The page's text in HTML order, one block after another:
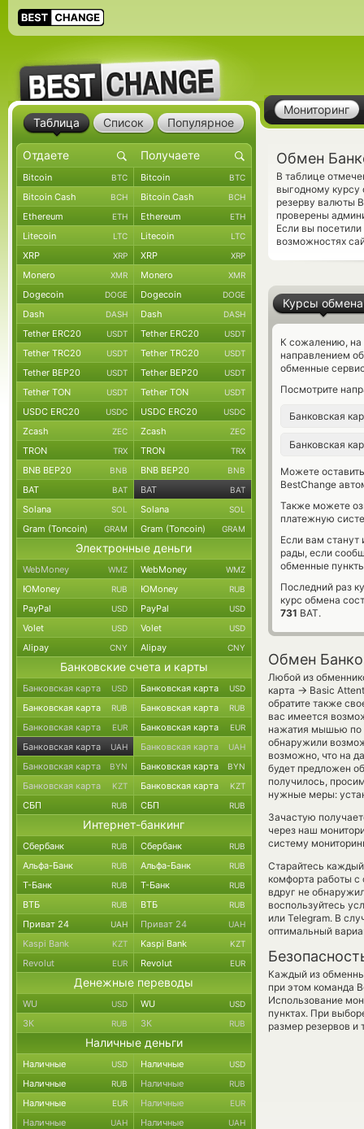
Мониторинг
Обмен
В таблице
выгодному курсу
резерву валюты
проверены
Если вы
возможностях
Курсы обмена
К сожалению, на
направлением
обменные
Посмотрите
Банковская
Банковская
Можете
BestChange
Также можете
платежную
Если вам
рады, если
обменные
Последний раз
курс обмена
731 BAT.
Обмен
Любой из
карта → Basic
обратите также
вас имеется
нажатия мышью по
обнаружили
возможно, что на
будет предложен
получилось,
нужные меры:
Зачастую
через наш
систему
Старайтесь
комфорта работы
вдруг не
воспользуйтесь
или Telegram. В
оптимальный
Каждый из
при этом команда
Использование
пунктах. При
размер резервов и
Таблица Список Популярное
Bitcoin BTC Bitcoin BTC
Bitcoin Cash BCH Bitcoin Cash BCH
Ethereum ETH Ethereum ETH
Litecoin LTC Litecoin LTC
XRP XRP XRP XRP
Monero XMR Monero XMR
Dogecoin DOGE Dogecoin DOGE
Dash DASH Dash DASH
Tether ERC20 USDT Tether ERC20 USDT
Tether TRC20 USDT Tether TRC20 USDT
Tether BEP20 USDT Tether BEP20 USDT
Tether TON USDT Tether TON USDT
USDC ERC20 USDC USDC ERC20 USDC
Zcash ZEC Zcash ZEC
TRON TRX TRON TRX
BNB BEP20 BNB BNB BEP20 BNB
BAT BAT BAT BAT
Solana SOL Solana SOL
Gram (Toncoin) GRAM Gram (Toncoin) GRAM
Электронные деньги
WebMoney WMZ WebMoney WMZ
ЮMoney RUB ЮMoney RUB
PayPal USD PayPal USD
Volet USD Volet USD
Alipay CNY Alipay CNY
Банковские счета и карты
Банковская карта USD Банковская карта USD
Банковская карта RUB Банковская карта RUB
Банковская карта EUR Банковская карта EUR
Банковская карта UAH Банковская карта UAH
Банковская карта BYN Банковская карта BYN
Банковская карта KZT Банковская карта KZT
СБП RUB СБП RUB
Интернет-банкинг
Сбербанк RUB Сбербанк RUB
Альфа-Банк RUB Альфа-Банк RUB
Т-Банк RUB Т-Банк RUB
ВТБ RUB ВТБ RUB
Приват 24 UAH Приват 24 UAH
Kaspi Bank KZT Kaspi Bank KZT
Revolut EUR Revolut EUR
Денежные переводы
WU USD WU USD
ЗК RUB ЗК RUB
Наличные деньги
Наличные USD Наличные USD
Наличные RUB Наличные RUB
Наличные EUR Наличные EUR
Наличные UAH Наличные UAH